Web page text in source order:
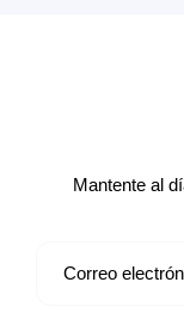
Mantente al